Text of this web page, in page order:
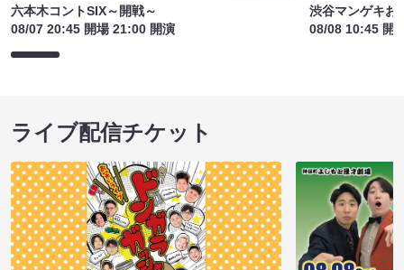
六本木コントSIX～開戦～
08/07 20:45 開場 21:00 開演
渋谷マンゲキ
08/08 10:45 開
ライブ配信チケット